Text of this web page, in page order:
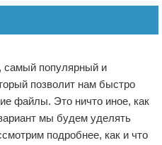
самый популярный и
позволит нам быстро
файлы. Это ничто иное, как
мы будем уделять
подробнее, как и что